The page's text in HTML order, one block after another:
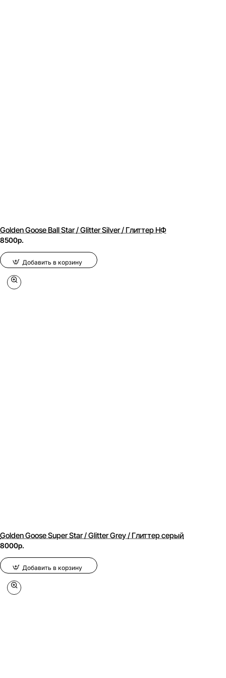
Golden Goose Ball Star / Glitter Silver / Глиттер НФ
8500р.
Добавить в корзину
Golden Goose Super Star / Glitter Grey / Глиттер серый
8000р.
Добавить в корзину